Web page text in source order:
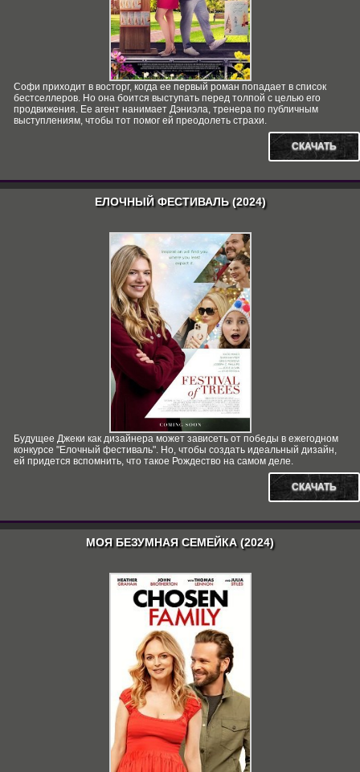
Софи приходит в восторг, когда ее первый роман попадает в список
бестселлеров. Но она боится выступать перед толпой с целью его
продвижения. Ее агент нанимает Дэниэла, тренера по публичным
выступлениям, чтобы тот помог ей преодолеть страхи.
СКАЧАТЬ
ЕЛОЧНЫЙ ФЕСТИВАЛЬ (2024)
Будущее Джеки как дизайнера может зависеть от победы в ежегодном
конкурсе "Елочный фестиваль". Но, чтобы создать идеальный дизайн,
ей придется вспомнить, что такое Рождество на самом деле.
СКАЧАТЬ
МОЯ БЕЗУМНАЯ СЕМЕЙКА (2024)